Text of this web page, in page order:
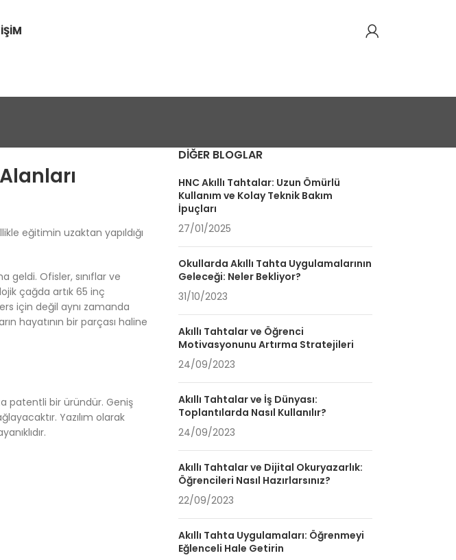
eğitimin uzaktan yapıldığı
geldi. Ofisler, sınıflar ve
çağda artık 65 inç
için değil aynı zamanda
hayatının bir parçası haline
patentli bir üründür. Geniş
Yazılım olarak
DIĞER BLOGLAR
HNC Akıllı Tahtalar: Uzun Ömürlü
Kullanım ve Kolay Teknik Bakım
İpuçları
27/01/2025
Okullarda Akıllı Tahta Uygulamalarının
Geleceği: Neler Bekliyor?
31/10/2023
Akıllı Tahtalar ve Öğrenci
Motivasyonunu Artırma Stratejileri
24/09/2023
Akıllı Tahtalar ve İş Dünyası:
Toplantılarda Nasıl Kullanılır?
24/09/2023
Akıllı Tahtalar ve Dijital Okuryazarlık:
Öğrencileri Nasıl Hazırlarsınız?
22/09/2023
Akıllı Tahta Uygulamaları: Öğrenmeyi
Eğlenceli Hale Getirin